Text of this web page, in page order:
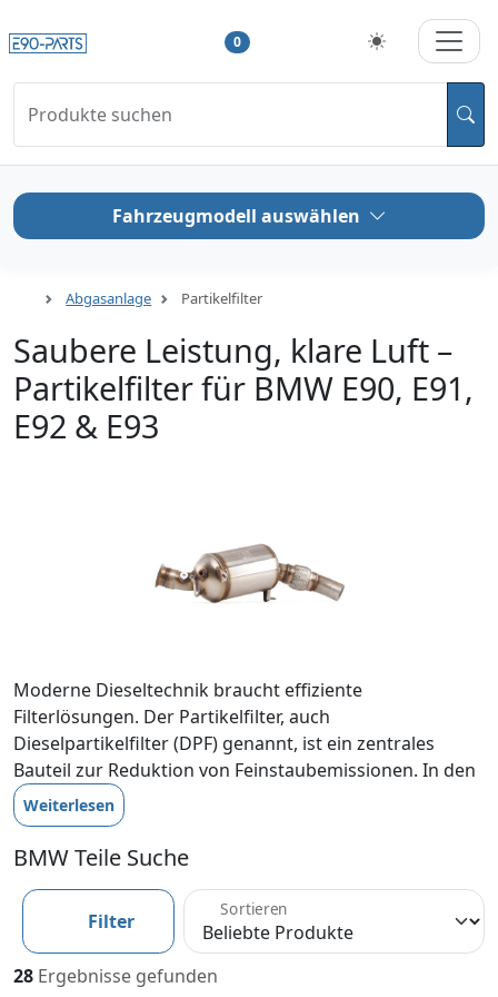
0
Produkte suchen
Fahrzeugmodell auswählen
Abgasanlage Partikelfilter
Saubere Leistung, klare Luft –
Partikelfilter für BMW E90, E91,
E92 & E93
Moderne Dieseltechnik braucht effiziente
Filterlösungen. Der Partikelfilter, auch
Dieselpartikelfilter (DPF) genannt, ist ein zentrales
Bauteil zur Reduktion von Feinstaubemissionen. In den
BMW 3er-Modellen der E90-Baureihe sorgt er dafür,
dass die hohen Leistungswerte der Motoren mit
umweltfreundlicher Abgasnachbehandlung kombiniert
nicht nur Einhaltung gesetzlicher Vorgaben – er steht
auch für nachhaltige Mobilität, Werterhalt und
Fahrqualität.
Weiterlesen
BMW Teile Suche
Filter
Sortieren
28 Ergebnisse gefunden